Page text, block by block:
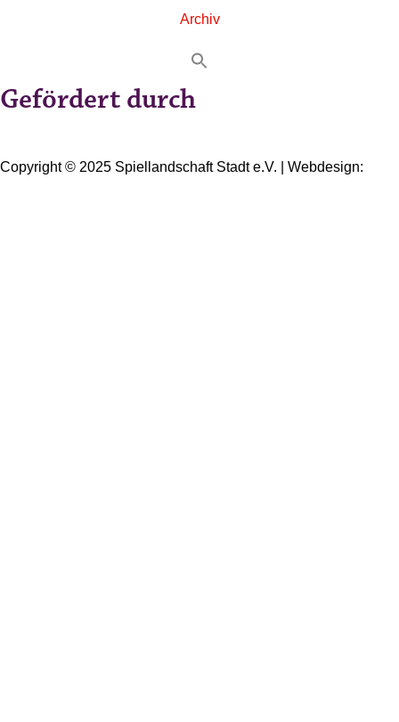
Archiv
Gefördert durch
Copyright © 2025 Spiellandschaft Stadt e.V. | Webdesign: